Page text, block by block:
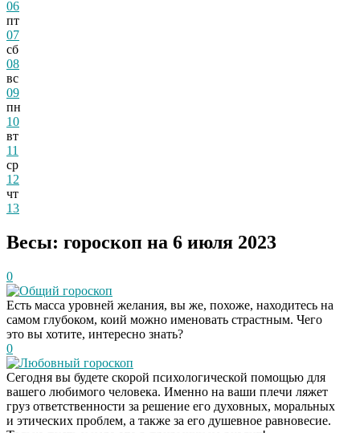
06
пт
07
сб
08
вс
09
пн
10
вт
11
ср
12
чт
13
Весы: гороскоп на 6 июля 2023
0
Общий гороскоп
Есть масса уровней желания, вы же, похоже, находитесь на
самом глубоком, коий можно именовать страстным. Чего
это вы хотите, интересно знать?
0
Любовный гороскоп
Сегодня вы будете скорой психологической помощью для
вашего любимого человека. Именно на ваши плечи ляжет
груз ответственности за решение его духовных, моральных
и этических проблем, а также за его душевное равновесие.